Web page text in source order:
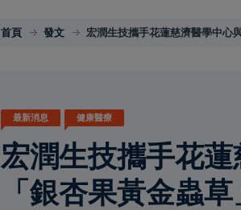
首頁 發文 宏潤生技攜手花蓮慈濟醫學中心
最新消息 健康醫療
宏潤生技攜手花
「銀杏果黃金蟲